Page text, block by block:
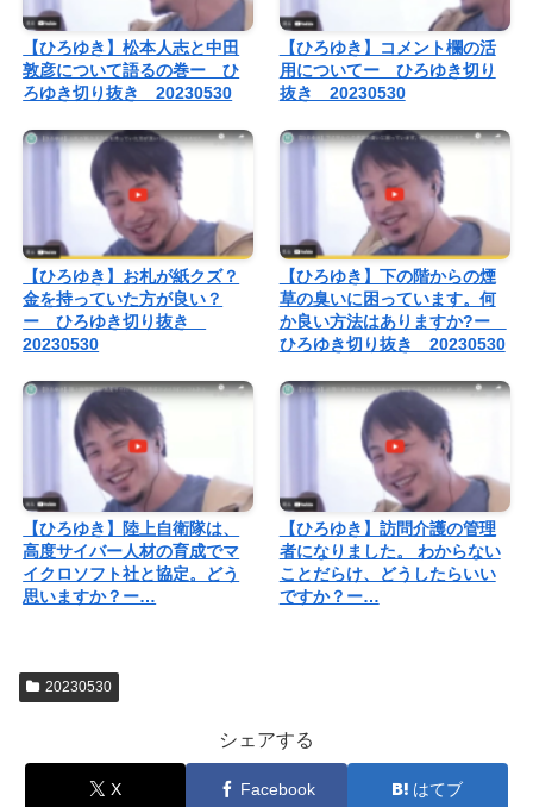
【ひろゆき】松本人志と中田
敦彦について語るの巻ー ひ
ろゆき切り抜き 20230530
【ひろゆき】コメント欄の活
用についてー ひろゆき切り
抜き 20230530
【ひろゆき】お札が紙クズ？
金を持っていた方が良い？
ー ひろゆき切り抜き
20230530
【ひろゆき】下の階からの煙
草の臭いに困っています。何
か良い方法はありますか?ー
ひろゆき切り抜き 20230530
【ひろゆき】陸上自衛隊は、
高度サイバー人材の育成でマ
イクロソフト社と協定。どう
思いますか？ー…
【ひろゆき】訪問介護の管理
者になりました。 わからない
ことだらけ、どうしたらいい
ですか？ー…
20230530
シェアする
X Facebook はてブ